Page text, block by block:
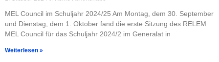
MEL Council im Schuljahr 2024/25 Am Montag, dem 30. September
und Dienstag, dem 1. Oktober fand die erste Sitzung des RELEM
MEL Council für das Schuljahr 2024/2 im Generalat in
Weiterlesen »